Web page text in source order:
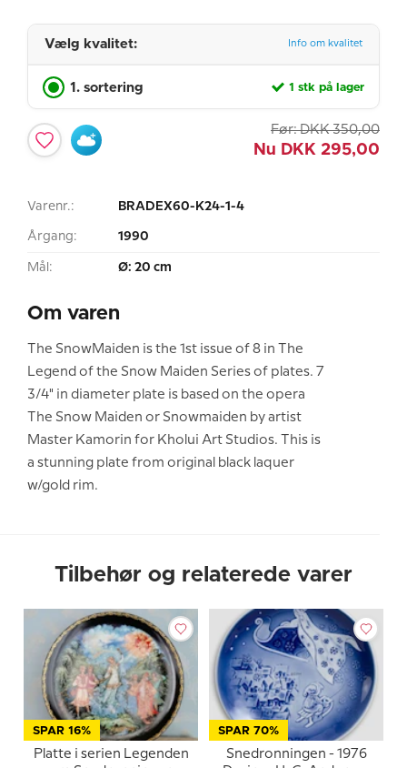
Vælg kvalitet: Info om kvalitet
1. sortering 1 stk på lager
Før: DKK 350,00
Nu DKK 295,00
Varenr.: BRADEX60-K24-1-4
Årgang: 1990
Mål: Ø: 20 cm
Om varen
The SnowMaiden is the 1st issue of 8 in The
Legend of the Snow Maiden Series of plates. 7
3/4" in diameter plate is based on the opera
The Snow Maiden or Snowmaiden by artist
Master Kamorin for Kholui Art Studios. This is
a stunning plate from original black laquer
w/gold rim.
Tilbehør og relaterede varer
SPAR 16%
Platte i serien Legenden
SPAR 70%
Snedronningen - 1976